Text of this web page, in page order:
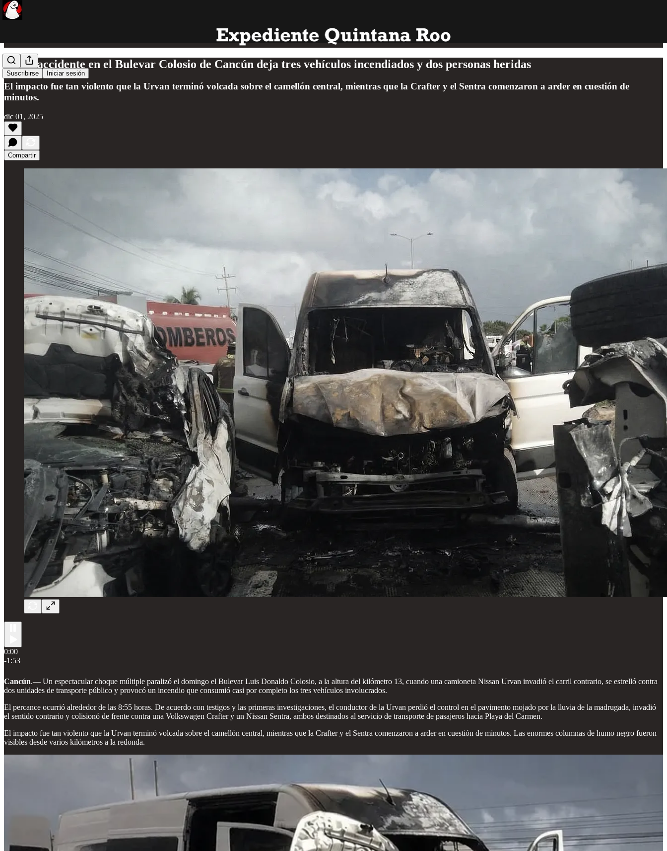
Suscribirse Iniciar sesión
Súper accidente en el Bulevar Colosio de Cancún deja tres vehículos incendiados y dos personas heridas
El impacto fue tan violento que la Urvan terminó volcada sobre el camellón central, mientras que la Crafter y el Sentra comenzaron a arder en cuestión de
minutos.
dic 01, 2025
Compartir
0:00
-1:53
Cancún.— Un espectacular choque múltiple paralizó el domingo el Bulevar Luis Donaldo Colosio, a la altura del kilómetro 13, cuando una camioneta Nissan Urvan invadió el carril contrario, se estrelló contra
dos unidades de transporte público y provocó un incendio que consumió casi por completo los tres vehículos involucrados.
El percance ocurrió alrededor de las 8:55 horas. De acuerdo con testigos y las primeras investigaciones, el conductor de la Urvan perdió el control en el pavimento mojado por la lluvia de la madrugada, invadió
el sentido contrario y colisionó de frente contra una Volkswagen Crafter y un Nissan Sentra, ambos destinados al servicio de transporte de pasajeros hacia Playa del Carmen.
El impacto fue tan violento que la Urvan terminó volcada sobre el camellón central, mientras que la Crafter y el Sentra comenzaron a arder en cuestión de minutos. Las enormes columnas de humo negro fueron
visibles desde varios kilómetros a la redonda.